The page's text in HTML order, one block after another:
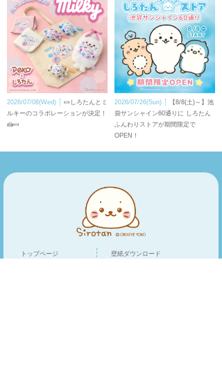
2026/07/08(Wed)
🍬しろたんとミ
ルキーのコラボレーションが決定！
🍰🍬
2026/07/26(Sun)
【8/8(土)～】池
袋サンシャイン60通りに しろたん
ふんわりストアが期間限定で
OPEN！
トップページ 壁紙ダウンロード